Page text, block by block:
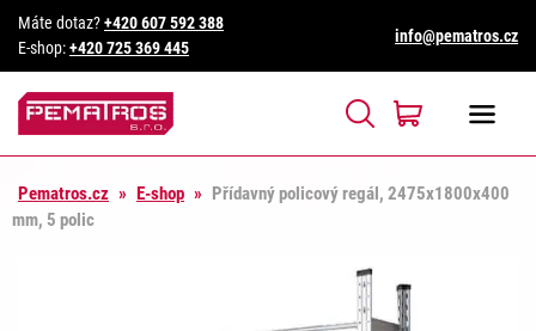
Máte dotaz?+420 607 592 388
E-shop:+420 725 369 445
info@pematros.cz
Pematros.cz » E-shop » Přídavný policový regál, 2475x1800x400
mm, 5 polic